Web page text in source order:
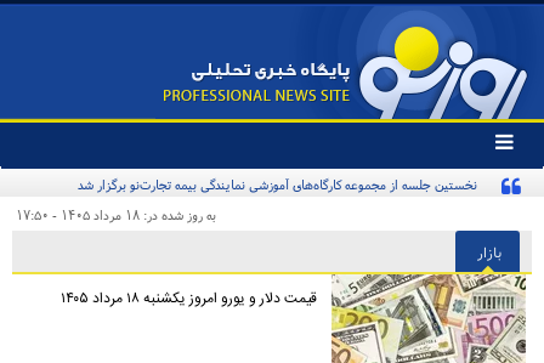
تغییر
وضعیت
منوی
ها
نخستین جلسه از مجموعه کارگاه‌های آموزشی نمایندگی بیمه تجارت‌نو برگزار شد
به روز شده در: ۱۸ مرداد ۱۴۰۵ - ۱۷:۵۰
بازار
قیمت دلار و یورو امروز یکشنبه ۱۸ مرداد ۱۴۰۵